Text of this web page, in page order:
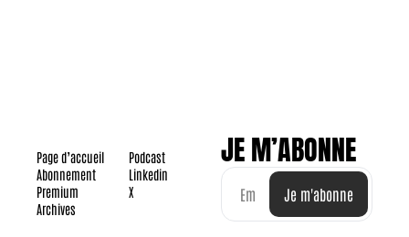
Page d’accueil
Abonnement
Premium
Archives
Podcast
Linkedin
X
JE M’ABONNE
Je m'abonne